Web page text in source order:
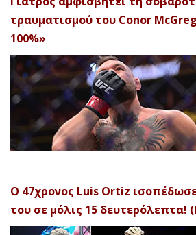
τραυματισμού του Conor
100%»
Ο 47χρονος Luis Ortiz
του σε μόλις 15 δευτερόλεπτα!